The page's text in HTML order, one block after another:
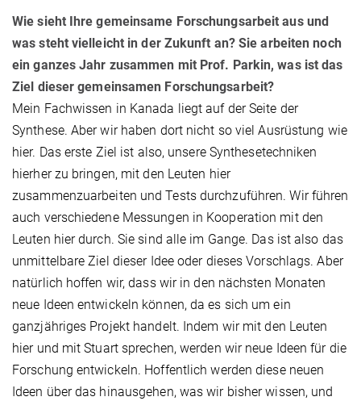
Wie sieht Ihre gemeinsame Forschungsarbeit aus und
was steht vielleicht in der Zukunft an? Sie arbeiten noch
ein ganzes Jahr zusammen mit Prof. Parkin, was ist das
Ziel ​dieser gemeinsamen Forschungsarbeit?
Mein Fachwissen in Kanada liegt auf der Seite der
Synthese. Aber wir haben dort nicht so viel Ausrüstung wie
hier. Das erste Ziel ist also, unsere Synthesetechniken
hierher zu bringen, mit den Leuten hier
zusammenzuarbeiten und Tests durchzuführen. Wir führen
auch verschiedene Messungen in Kooperation mit den
Leuten hier durch. Sie sind alle im Gange. Das ist also das
unmittelbare Ziel dieser Idee oder dieses Vorschlags. Aber
natürlich hoffen wir, dass wir in den nächsten Monaten
neue Ideen entwickeln können, da es sich um ein
ganzjähriges Projekt handelt. Indem wir mit den Leuten
hier und mit Stuart sprechen, werden wir neue Ideen für die
Forschung entwickeln. Hoffentlich werden diese neuen
Ideen über das hinausgehen, was wir bisher wissen, und